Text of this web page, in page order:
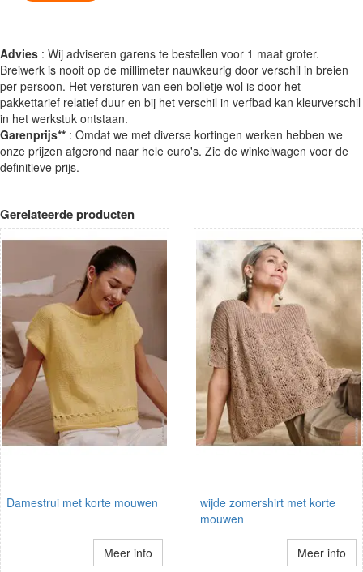
Advies : Wij adviseren garens te bestellen voor 1 maat groter.
Breiwerk is nooit op de millimeter nauwkeurig door verschil in breien
per persoon. Het versturen van een bolletje wol is door het
pakkettarief relatief duur en bij het verschil in verfbad kan kleurverschil
in het werkstuk ontstaan.
Garenprijs** : Omdat we met diverse kortingen werken hebben we
onze prijzen afgerond naar hele euro's. Zie de winkelwagen voor de
definitieve prijs.
Gerelateerde producten
Damestrui met korte mouwen
Meer info
wijde zomershirt met korte
mouwen
Meer info